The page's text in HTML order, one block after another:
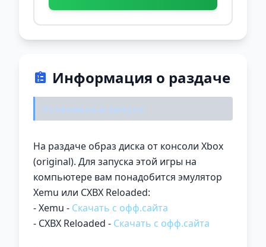
Информация о раздаче
Установка и запуск:
На раздаче образ диска от консоли Xbox
(original). Для запуска этой игры на
компьютере вам понадобится эмулятор
Xemu или CXBX Reloaded:
- Xemu - Скачать с офф.сайта
- CXBX Reloaded - Скачать с офф.сайта